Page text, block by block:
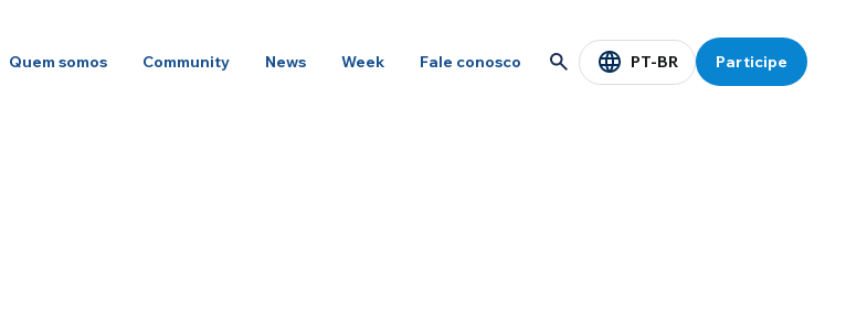
Quem somos Community News Week Fale conosco PT-BR Participe